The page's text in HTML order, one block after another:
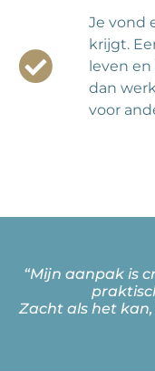
Je vond
krijgt.
leven en
dan
voor
“Mijn aanpak is
Zacht als het